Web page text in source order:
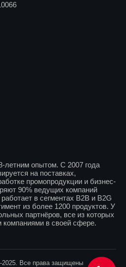
летним опытом. С 2007 года
на поставках,
промопродукции и бизнес-
90% ведущих компаний
в сегментах B2B и B2G
из более 1200 продуктов. У
партнёров, все из которых
в своей сфере.
Все права защищены